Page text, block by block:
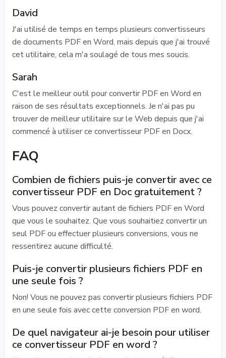
David
J'ai utilisé de temps en temps plusieurs convertisseurs
de documents PDF en Word, mais depuis que j'ai trouvé
cet utilitaire, cela m'a soulagé de tous mes soucis.
Sarah
C'est le meilleur outil pour convertir PDF en Word en
raison de ses résultats exceptionnels. Je n'ai pas pu
trouver de meilleur utilitaire sur le Web depuis que j'ai
commencé à utiliser ce convertisseur PDF en Docx.
FAQ
Combien de fichiers puis-je convertir avec ce
convertisseur PDF en Doc gratuitement ?
Vous pouvez convertir autant de fichiers PDF en Word
que vous le souhaitez. Que vous souhaitiez convertir un
seul PDF ou effectuer plusieurs conversions, vous ne
ressentirez aucune difficulté.
Puis-je convertir plusieurs fichiers PDF en
une seule fois ?
Non! Vous ne pouvez pas convertir plusieurs fichiers PDF
en une seule fois avec cette conversion PDF en word.
De quel navigateur ai-je besoin pour utiliser
ce convertisseur PDF en word ?